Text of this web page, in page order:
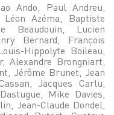
Ando, Paul Andreu,
Azéma, Baptiste
Beaudouin, Lucien
Bernard, François
Hippolyte Boileau,
Alexandre Brongniart,
Jérôme Brunet, Jean
Jacques Carlu,
Mike Davies,
Jean-Claude Dondel,